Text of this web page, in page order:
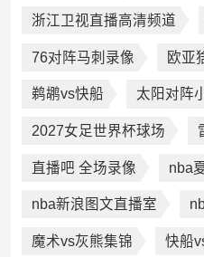
浙江卫视直播高清频道
76对阵马刺录像 欧亚
鹈鹕vs快船 太阳对阵
2027女足世界杯球场
直播吧 全场录像 nba
nba新浪图文直播室
魔术vs灰熊集锦 快船